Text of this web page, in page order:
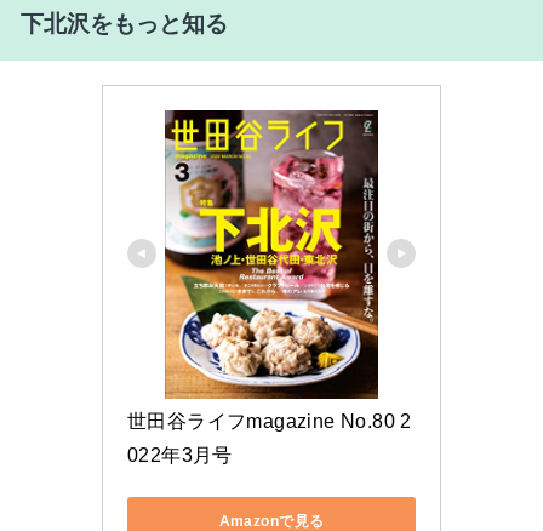
下北沢をもっと知る
世田谷ライフmagazine No.80 2
022年3月号
Amazonで見る